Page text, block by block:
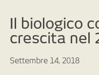
Il biologico
crescita nel
Settembre 14, 2018